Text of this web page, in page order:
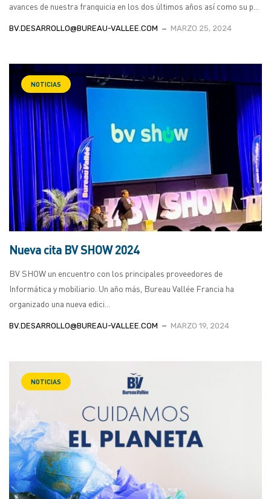
avances de nuestra franquicia en los dos últimos años así como su p...
BV.DESARROLLO@BUREAU-VALLEE.COM MARZO 25, 2024
NOTICIAS
Nueva cita BV SHOW 2024
BV SHOW un encuentro con los principales proveedores de
Informática y mobiliario. Un año más, Bureau Vallée Francia ha
organizado una nueva edici...
BV.DESARROLLO@BUREAU-VALLEE.COM MARZO 19, 2024
NOTICIAS